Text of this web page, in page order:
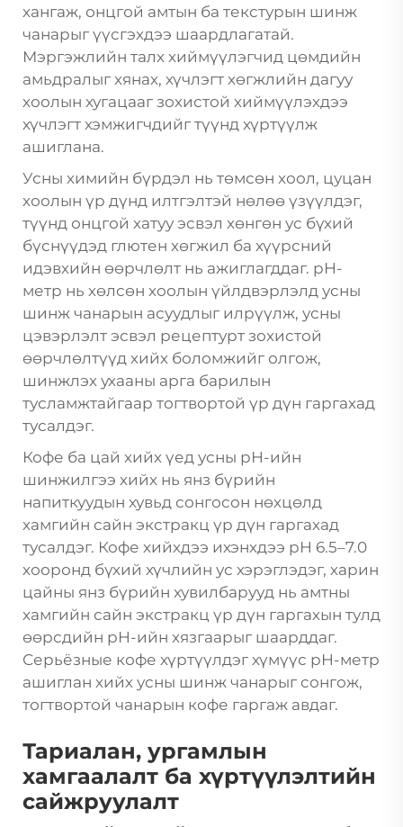
хангаж, онцгой амтын ба текстурын шинж
чанарыг үүсгэхдээ шаардлагатай.
Мэргэжлийн талх хиймүүлэгчид цөмдийн
амьдралыг хянах, хүчлэгт хөгжлийн дагуу
хоолын хугацааг зохистой хиймүүлэхдээ
хүчлэгт хэмжигчдийг түүнд хүртүүлж
ашиглана.
Усны химийн бүрдэл нь төмсөн хоол, цуцан
хоолын үр дүнд илтгэлтэй нөлөө үзүүлдэг,
түүнд онцгой хатуу эсвэл хөнгөн ус бүхий
бүснүүдэд глютен хөгжил ба хүүрсний
идэвхийн өөрчлөлт нь ажиглагддаг. рН-
метр нь хөлсөн хоолын үйлдвэрлэлд усны
шинж чанарын асуудлыг илрүүлж, усны
цэвэрлэлт эсвэл рецептурт зохистой
өөрчлөлтүүд хийх боломжийг олгож,
шинжлэх ухааны арга барилын
тусламжтайгаар тогтвортой үр дүн гаргахад
тусалдэг.
Кофе ба цай хийх үед усны рН-ийн
шинжилгээ хийх нь янз бүрийн
напиткуудын хувьд сонгосон нөхцөлд
хамгийн сайн экстракц үр дүн гаргахад
тусалдэг. Кофе хийхдээ ихэнхдээ рН 6.5–7.0
хооронд бүхий хүчлийн ус хэрэглэдэг, харин
цайны янз бүрийн хувилбарууд нь амтны
хамгийн сайн экстракц үр дүн гаргахын тулд
өөрсдийн рН-ийн хязгаарыг шаарддаг.
Серьёзные кофе хүртүүлдэг хүмүүс рН-метр
ашиглан хийх усны шинж чанарыг сонгож,
тогтвортой чанарын кофе гаргаж авдаг.
Тариалан, ургамлын
хамгаалалт ба хүртүүлэлтийн
сайжруулалт